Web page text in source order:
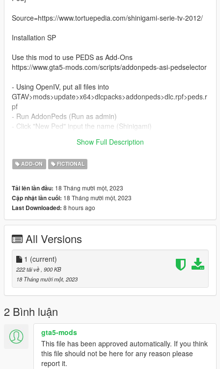
Source=https://www.tortuepedia.com/shinigami-serie-tv-2012/
Installation SP
Use this mod to use PEDS as Add-Ons
https://www.gta5-mods.com/scripts/addonpeds-asi-pedselector
- Using OpenIV, put all files into
GTAV>mods>update>x64>dlcpacks>addonpeds>dlc.rpf>peds.r
pf
- Run AddonPeds (Run as admin)
- Click "New Ped" input the name (Shinigami)
Show Full Description
ADD-ON FICTIONAL
Tải lên lần đầu: 18 Tháng mười một, 2023
Cập nhật lần cuối: 18 Tháng mười một, 2023
Last Downloaded: 8 hours ago
All Versions
1 (current)
222 tải về, 900 KB
18 Tháng mười một, 2023
2 Bình luận
gta5-mods
This file has been approved automatically. If you think
this file should not be here for any reason please
report it.